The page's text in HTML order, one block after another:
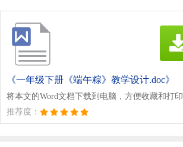
《一年级下册《端午粽》教学设计.doc》
将本文的Word文档下载到电脑，方便收藏和打印
推荐度：